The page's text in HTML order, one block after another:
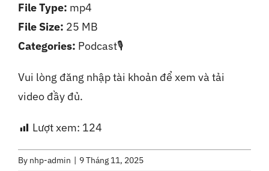
Vui lòng đăng nhập tài khoản để xem và tải
video đầy đủ.
Lượt xem: 124
File Type: mp4
File Size: 25 MB
Categories: Podcast🎙️
By nhp-admin 9 Tháng 11, 2025